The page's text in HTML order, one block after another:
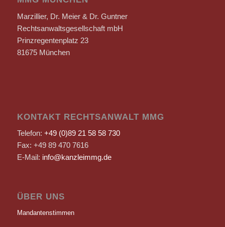
Marzillier, Dr. Meier & Dr. Guntner
Rechtsanwaltsgesellschaft mbH
Prinzregentenplatz 23
81675 München
KONTAKT RECHTSANWALT MMG
Telefon: +49 (0)89 21 58 58 730
Fax: +49 89 470 7616
E-Mail: info@kanzleimmg.de
ÜBER UNS
Mandantenstimmen